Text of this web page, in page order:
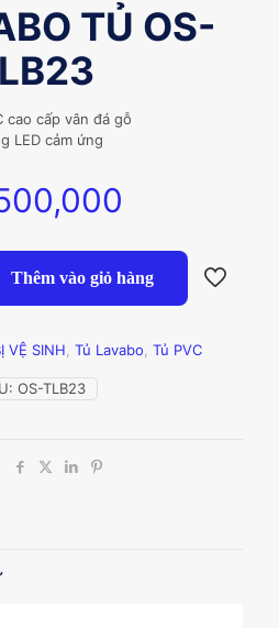
TỦ OS-
cao cấp vân đá gỗ
LED cảm ứng
Thêm vào giỏ hàng
OS-TLB23
VỆ SINH Tủ Lavabo Tủ PVC